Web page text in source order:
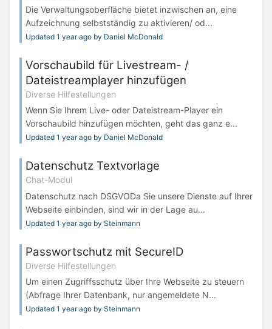
Die Verwaltungsoberfläche bietet inzwischen an, eine
Aufzeichnung selbstständig zu aktivieren/ od...
Updated 1 year ago by Daniel McDonald
Vorschaubild für Livestream- /
Dateistreamplayer hinzufügen
Diverse Hilfestellungen
Wenn Sie Ihrem Live- oder Dateistream-Player ein
Vorschaubild hinzufügen möchten, geht das ganz e...
Updated 1 year ago by Daniel McDonald
Datenschutz Textvorlage
Chat-Modul
Datenschutz nach DSGVODa Sie unsere Dienste auf Ihrer
Webseite einbinden, sind wir in der Lage au...
Updated 1 year ago by Steinmann
Passwortschutz mit SecureID
Diverse Hilfestellungen
Um einen Zugriffsschutz über Ihre Webseite zu steuern
(Abfrage Ihrer Datenbank, nur angemeldete N...
Updated 1 year ago by Steinmann